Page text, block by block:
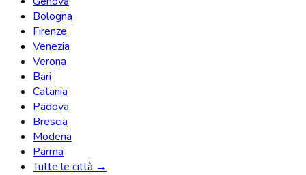
Bologna
Firenze
Venezia
Verona
Bari
Catania
Padova
Brescia
Modena
Parma
Tutte le città →